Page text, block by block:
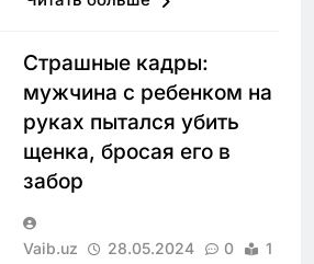
Страшные кадры:
мужчина с ребенком на
руках пытался убить
щенка, бросая его в
забор
Vaib.uz 28.05.2024 0
1